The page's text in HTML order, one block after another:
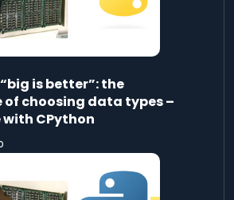
is better”: the
choosing data types –
with CPython